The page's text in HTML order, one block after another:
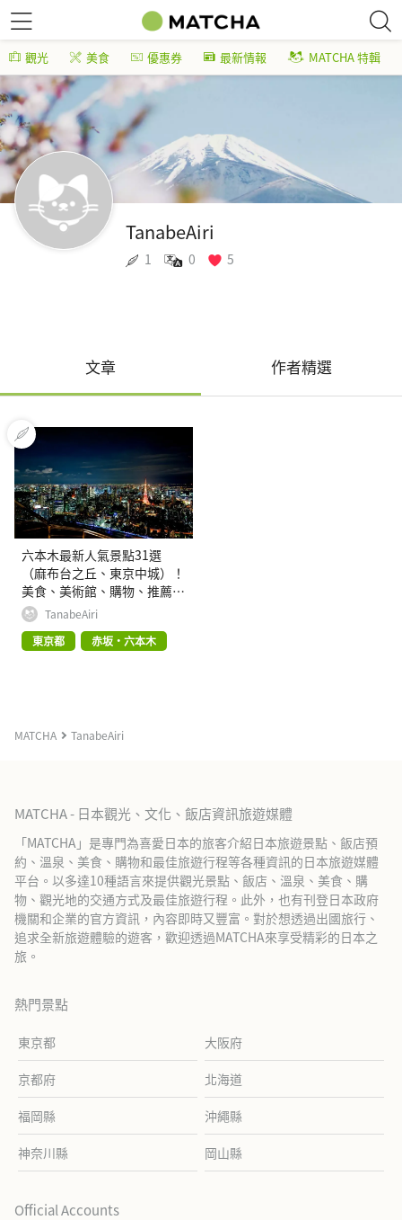
觀光 美食 優惠券 最新情報 MATCHA 特輯
MATCHA TanabeAiri
TanabeAiri
1 0 5
文章 作者精選
六本木最新人氣景點31選
（麻布台之丘、東京中城）！
美食、美術館、購物、推薦住
宿介紹TanabeAiri
東京都
赤坂・六本木
MATCHA - 日本觀光、文化、飯店資訊旅遊媒體
「MATCHA」是專門為喜愛日本的旅客介紹日本旅遊景點、飯店預
約、溫泉、美食、購物和最佳旅遊行程等各種資訊的日本旅遊媒體
平台。以多達10種語言來提供觀光景點、飯店、溫泉、美食、購
物、觀光地的交通方式及最佳旅遊行程。此外，也有刊登日本政府
機關和企業的官方資訊，內容即時又豐富。對於想透過出國旅行、
追求全新旅遊體驗的遊客，歡迎透過MATCHA來享受精彩的日本之
旅。
熱門景點
東京都 大阪府
京都府 北海道
福岡縣 沖繩縣
神奈川縣 岡山縣
Official Accounts